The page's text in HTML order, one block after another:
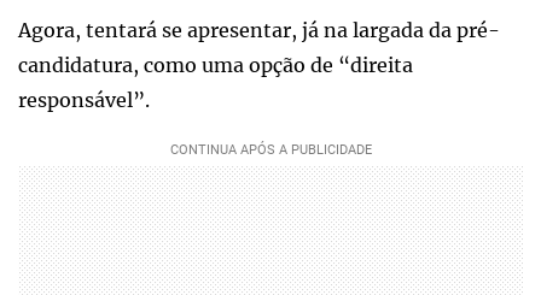
Agora, tentará se apresentar, já na largada da pré-
candidatura, como uma opção de “direita
responsável”.